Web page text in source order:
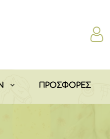
ΠΡΟΣΦΟΡΕΣ